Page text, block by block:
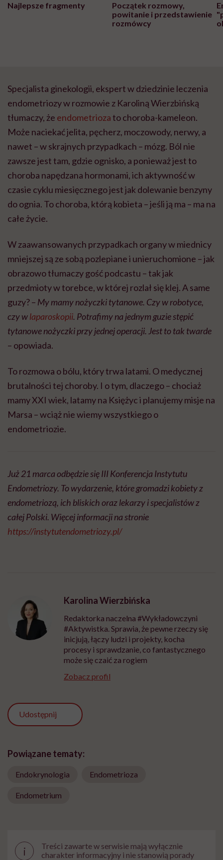
Najlepsze fragmenty
Początek rozmowy,
powitanie i przedstawienie
rozmówcy
Specjalista ginekologii, ekspert w dziedzinie leczenia
endometriozy w rozmowie z Karoliną Wierzbińską
tłumaczy, że endometriozato choroba-kameleon.
Może naciekać jelita, pęcherz, moczowody, nerwy, a
nawet – w skrajnych przypadkach – mózg. Ból nie
zawsze jest tam, gdzie ognisko, a ponieważ jest to
choroba napędzana hormonami, ich aktywność w
czasie cyklu miesięcznego jest jak dolewanie benzyny
do ognia. To choroba, którą kobieta – jeśli ją ma – ma na
całe życie.
W zaawansowanych przypadkach organy w miednicy
mniejszej są ze sobą pozlepiane i unieruchomione – jak
obrazowo tłumaczy gość podcastu – tak jak
przedmioty w torebce, w której rozlał się klej. A same
guzy? – My mamy nożyczki tytanowe. Czy w robotyce,
czy wlaparoskopii. Potrafimy na jednym guzie stępić
tytanowe nożyczki przy jednej operacji. Jest to tak twarde
– opowiada.
To rozmowa o bólu, który trwa latami. O medycznej
brutalności tej choroby. I o tym, dlaczego – chociaż
mamy XXI wiek, latamy na Księżyc i planujemy misje na
Marsa – wciąż nie wiemy wszystkiego o
endometriozie.
Już 21 marca odbędzie się III Konferencja Instytutu
Endometriozy. To wydarzenie, które gromadzi kobiety z
endometriozą, ich bliskich oraz lekarzy i specjalistów z
całej Polski. Więcej informacji na stronie
https://instytutendometriozy.pl/
Karolina Wierzbińska
Redaktorka naczelna #Wykładowczyni
#Aktywistka. Sprawia, że pewne rzeczy się
inicjują, łączy ludzi i projekty, kocha
procesy i sprawdzanie, co fantastycznego
może się czaić za rogiem
Zobacz profil
Udostępnij
Powiązane tematy:
Endokrynologia Endometrioza
Endometrium
i
Treści zawarte w serwisie mają wyłącznie
charakter informacyjny i nie stanowią porady